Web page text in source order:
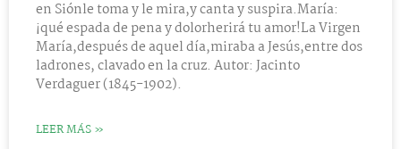
en Siónle toma y le mira,y canta y suspira.María:
¡qué espada de pena y dolorherirá tu amor!La Virgen
María,después de aquel día,miraba a Jesús,entre dos
ladrones, clavado en la cruz. Autor: Jacinto
Verdaguer (1845-1902).
LEER MÁS »